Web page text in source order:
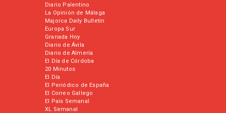
Diario Palentino
La Opinión de Málaga
Majorca Daily Bulletin
Europa Sur
Granada Hoy
Diario de Ávila
Diario de Almería
El Día de Córdoba
20 Minutos
El Día
El Periódico de España
El Correo Gallego
El País Semanal
XL Semanal